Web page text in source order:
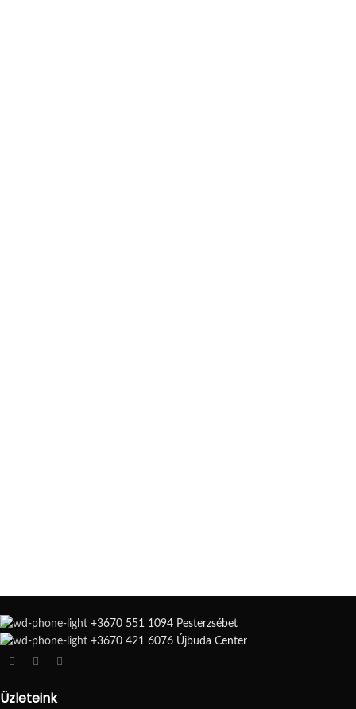
+3670 551 1094 Pesterzsébet
+3670 421 6076 Újbuda Center
Üzleteink